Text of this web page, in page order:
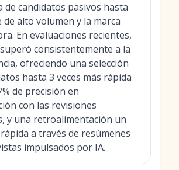
de candidatos pasivos hasta
de alto volumen y la marca
En evaluaciones recientes,
consistentemente a la
ofreciendo una selección
hasta 3 veces más rápida
de precisión en
con las revisiones
y una retroalimentación un
a través de resúmenes
impulsados por IA.